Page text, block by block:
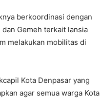
berkoordinasi dengan
Gemeh terkait lansia
melakukan mobilitas di
Kota Denpasar yang
agar semua warga Kota